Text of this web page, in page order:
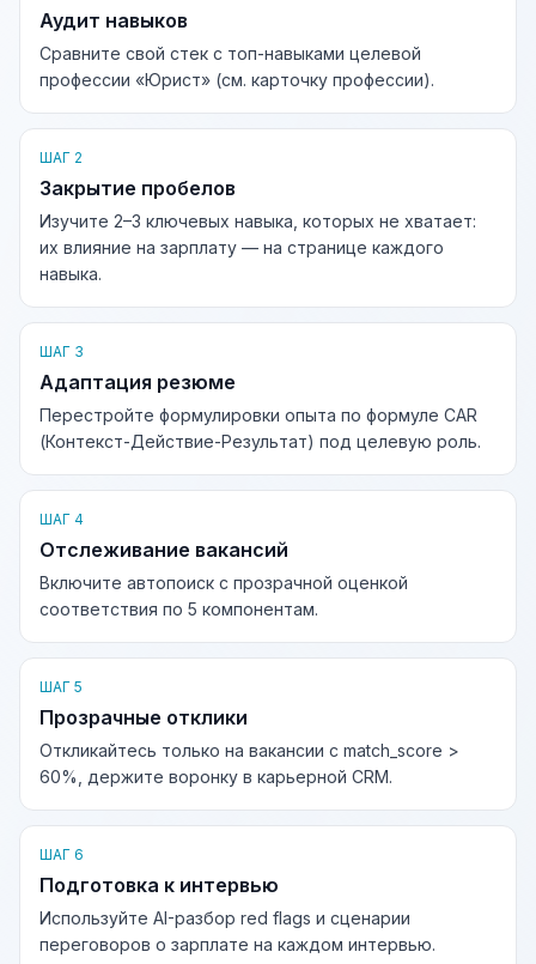
Аудит навыков
Сравните свой стек с топ-навыками целевой
профессии «Юрист» (см. карточку профессии).
ШАГ 2
Закрытие пробелов
Изучите 2–3 ключевых навыка, которых не хватает:
их влияние на зарплату — на странице каждого
навыка.
ШАГ 3
Адаптация резюме
Перестройте формулировки опыта по формуле CAR
(Контекст-Действие-Результат) под целевую роль.
ШАГ 4
Отслеживание вакансий
Включите автопоиск с прозрачной оценкой
соответствия по 5 компонентам.
ШАГ 5
Прозрачные отклики
Откликайтесь только на вакансии с match_score >
60%, держите воронку в карьерной CRM.
ШАГ 6
Подготовка к интервью
Используйте AI-разбор red flags и сценарии
переговоров о зарплате на каждом интервью.